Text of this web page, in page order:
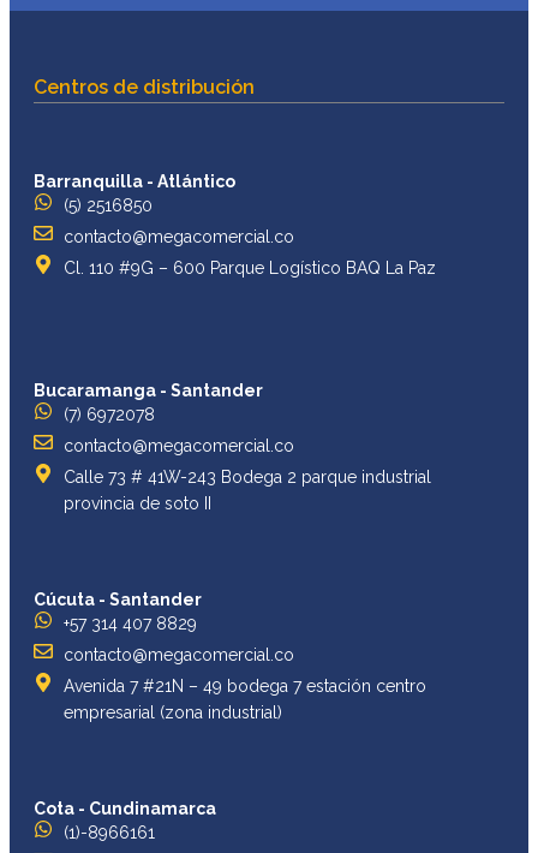
Centros de distribución
Barranquilla - Atlántico
(5) 2516850
contacto@megacomercial.co
Cl. 110 #9G – 600 Parque Logístico BAQ La Paz
Bucaramanga - Santander
(7) 6972078
contacto@megacomercial.co
Calle 73 # 41W-243 Bodega 2 parque industrial
provincia de soto II
Cúcuta - Santander
+57 314 407 8829
contacto@megacomercial.co
Avenida 7 #21N – 49 bodega 7 estación centro
empresarial (zona industrial)
Cota - Cundinamarca
(1)-8966161